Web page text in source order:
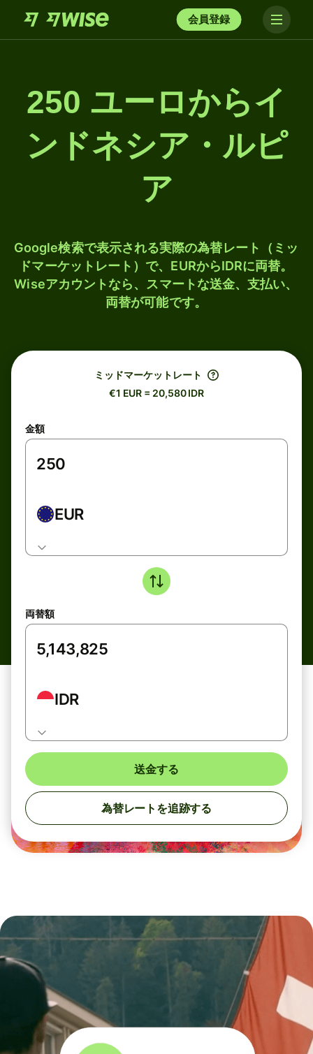
会員登録
250 ユーロからイ
ンドネシア・ルピ
ア
Google検索で表示される実際の為替レート（ミッ
ドマーケットレート）で、EURからIDRに両替。
Wiseアカウントなら、スマートな送金、支払い、
両替が可能です。
ミッドマーケットレート
€1 EUR = 20,580 IDR
金額
EUR
両替額
IDR
送金する
為替レートを追跡する